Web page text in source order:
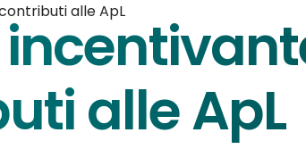
alle ApL
alle ApL